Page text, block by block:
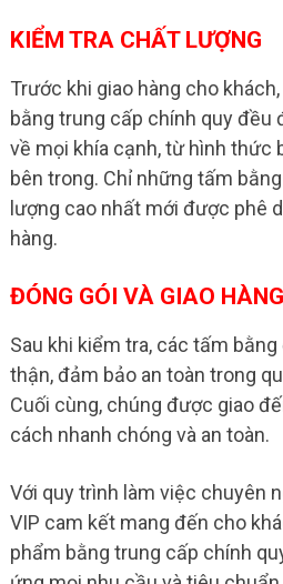
KIỂM TRA CHẤT LƯỢNG
Trước khi giao hàng cho
bằng trung cấp chính quy đều
về mọi khía cạnh, từ hình thức
bên trong. Chỉ những tấm
lượng cao nhất mới được phê
hàng.
ĐÓNG GÓI VÀ GIAO HÀNG
Sau khi kiểm tra, các tấm
thận, đảm bảo an toàn trong
Cuối cùng, chúng được giao
cách nhanh chóng và an toàn.
Với quy trình làm việc chuyên
VIP cam kết mang đến cho
phẩm bằng trung cấp chính